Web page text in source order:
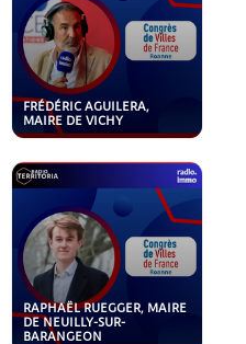
FRÉDÉRIC AGUILERA,
MAIRE DE VICHY
RAPHAËL RUEGGER, MAIRE
DE NEUILLY-SUR-
BARANGEON